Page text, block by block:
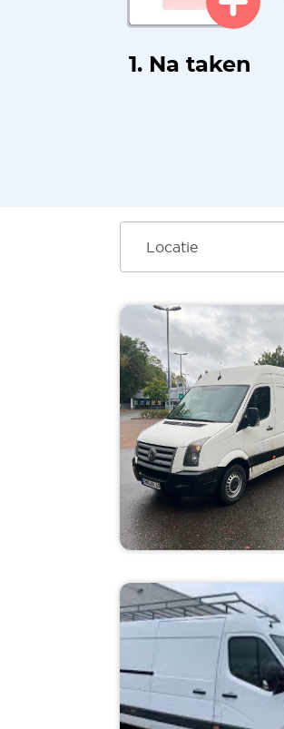
1. Na taken